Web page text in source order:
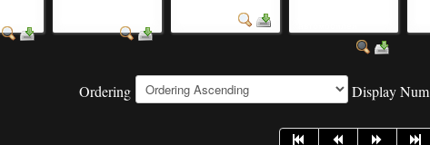
Ordering Display Num